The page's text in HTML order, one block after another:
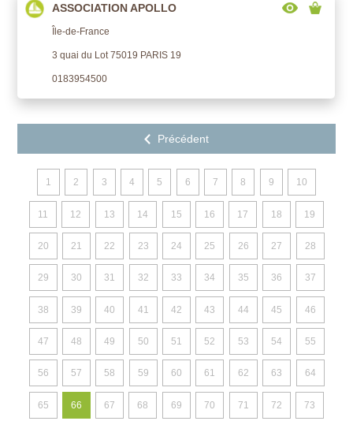
ASSOCIATION APOLLO
Île-de-France
3 quai du Lot 75019 PARIS 19
0183954500
1 2 3 4 5 6 7 8 9 10
11 12 13 14 15 16 17 18 19
20 21 22 23 24 25 26 27 28
29 30 31 32 33 34 35 36 37
38 39 40 41 42 43 44 45 46
47 48 49 50 51 52 53 54 55
56 57 58 59 60 61 62 63 64
65 66 67 68 69 70 71 72 73